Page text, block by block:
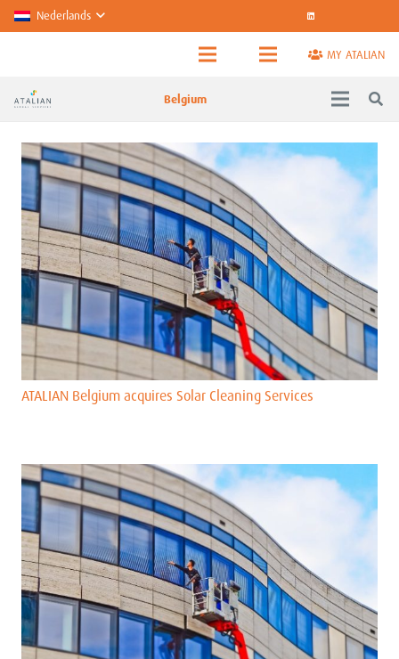
Nederlands
MY ATALIAN
Belgium
ATALIAN Belgium acquires Solar Cleaning Services